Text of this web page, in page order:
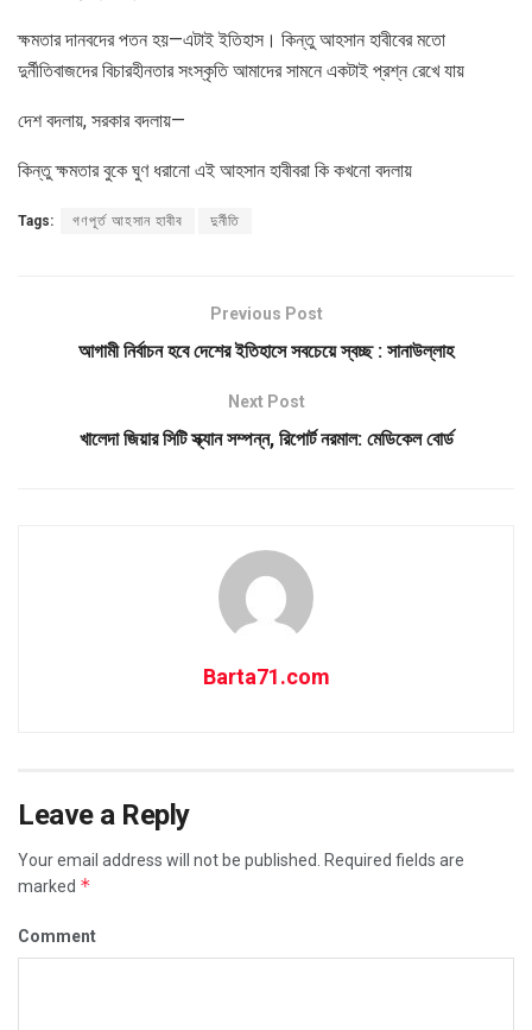
ক্ষমতার দানবদের পতন হয়—এটাই ইতিহাস। কিন্তু আহসান হাবীবের মতো
দুর্নীতিবাজদের বিচারহীনতার সংস্কৃতি আমাদের সামনে একটাই প্রশ্ন রেখে যায়
দেশ বদলায়, সরকার বদলায়—
কিন্তু ক্ষমতার বুকে ঘুণ ধরানো এই আহসান হাবীবরা কি কখনো বদলায়
Tags: গণপূর্ত আহসান হাবীব দুর্নীতি
Previous Post
আগামী নির্বাচন হবে দেশের ইতিহাসে সবচেয়ে স্বচ্ছ : সানাউল্লাহ
Next Post
খালেদা জিয়ার সিটি স্ক্যান সম্পন্ন, রিপোর্ট নরমাল: মেডিকেল বোর্ড
Barta71.com
Leave a Reply
Your email address will not be published.
Required fields are
marked *
Comment